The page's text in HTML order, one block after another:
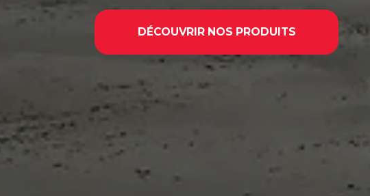
DÉCOUVRIR NOS PRODUITS